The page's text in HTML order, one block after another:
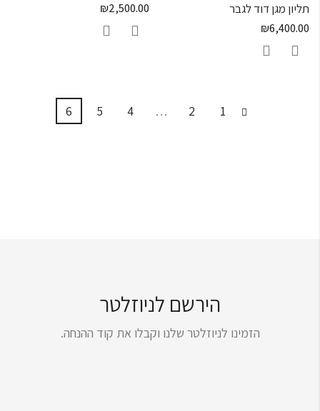
תליון מגן דוד לגבר
₪6,400.00
₪2,500.00
1
2
…
4
5
6
הירשם לניוזלטר
הזמינו לניוזלטר שלנו וקבלו את קוד ההנחה.